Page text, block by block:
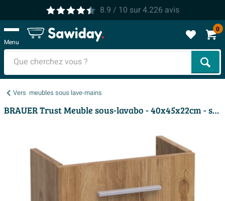
8.9 / 10 sur4.226 avis
Menu
0
Vers meubles sous lave-mains
BRAUER Trust Meuble sous-lavabo - 40x45x22cm - sans poignée de montage avec 1 porte charnière à gauche Chateau